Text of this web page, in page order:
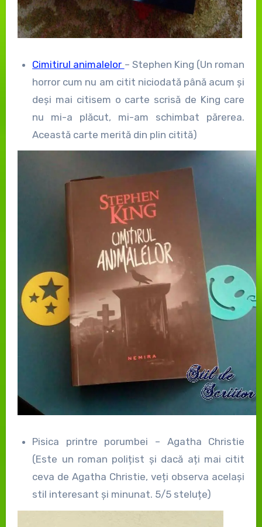
Cimitirul animalelor – Stephen King (Un roman
horror cum nu am citit niciodată până acum și
deși mai citisem o carte scrisă de King care
nu mi-a plăcut, mi-am schimbat părerea.
Această carte merită din plin citită)
Pisica printre porumbei – Agatha Christie
(Este un roman polițist și dacă ați mai citit
ceva de Agatha Christie, veți observa același
stil interesant și minunat. 5/5 steluțe)